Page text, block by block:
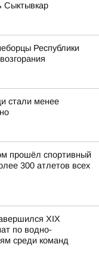
Сыктывкар
Республики
стали менее
прошёл спортивный
300 атлетов всех
XIХ
по водно-
среди команд